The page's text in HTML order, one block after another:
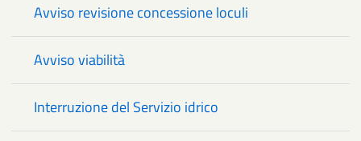
Avviso revisione concessione loculi
Avviso viabilità
Interruzione del Servizio idrico